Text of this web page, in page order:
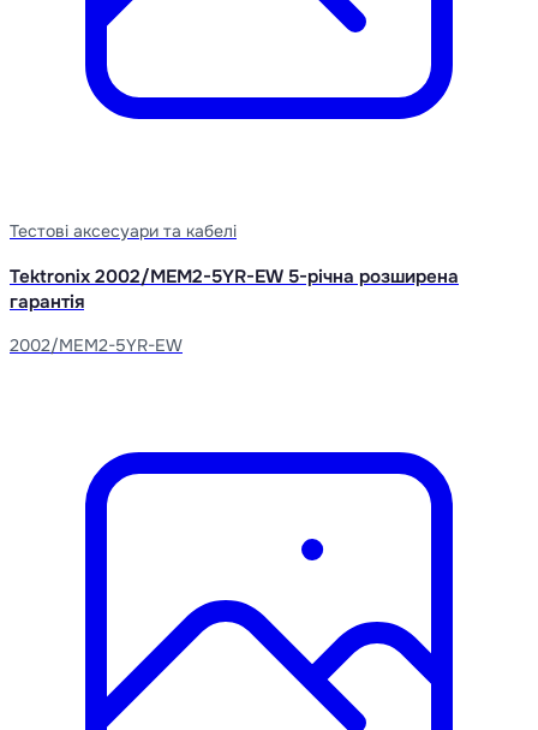
Тестові аксесуари та кабелі
Tektronix 2002/MEM2-5YR-EW 5-річна розширена
гарантія
2002/MEM2-5YR-EW